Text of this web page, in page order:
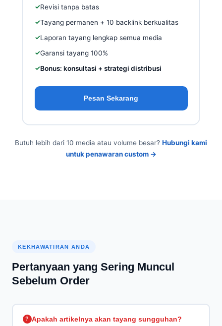
✓Revisi tanpa batas
✓Tayang permanen + 10 backlink berkualitas
✓Laporan tayang lengkap semua media
✓Garansi tayang 100%
✓Bonus: konsultasi + strategi distribusi
Pesan Sekarang
Butuh lebih dari 10 media atau volume besar? Hubungi kami
untuk penawaran custom →
KEKHAWATIRAN ANDA
Pertanyaan yang Sering Muncul
Sebelum Order
Apakah artikelnya akan tayang sungguhan?